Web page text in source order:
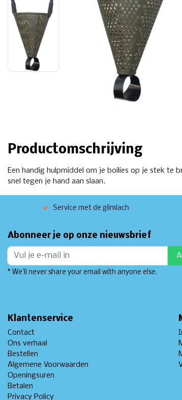
Productomschrijving
Een handig hulpmiddel om je boilies op je stek te
snel tegen je hand aan slaan.
Service met de glimlach
Abonneer je op onze nieuwsbrief
* We'll never share your email with anyone else.
Klantenservice
Contact
Ons verhaal
Bestellen
Algemene Voorwaarden
Openingsuren
Betalen
Privacy Policy